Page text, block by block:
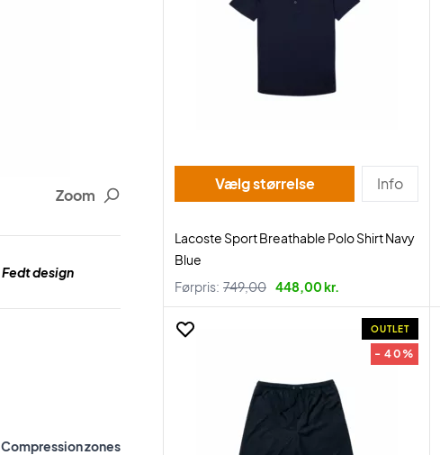
Zoom
Fedt design
Compression zones
Vælg størrelse Info
Lacoste Sport Breathable Polo Shirt Navy
Blue
Førpris: 749,00 448,00 kr.
OUTLET
- 40%